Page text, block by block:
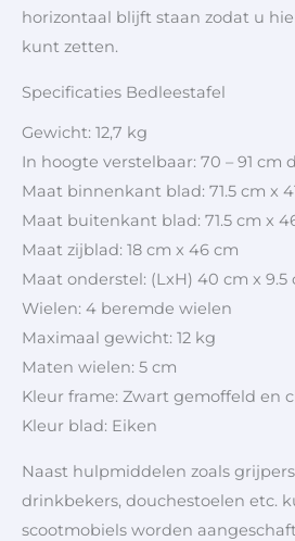
horizontaal blijft staan zodat u
kunt zetten.
Specificaties Bedleestafel
Gewicht: 12,7 kg
In hoogte verstelbaar: 70 – 91 cm
Maat binnenkant blad: 71.5 cm x
Maat buitenkant blad: 71.5 cm x
Maat zijblad: 18 cm x 46 cm
Maat onderstel: (LxH) 40 cm x 9.5
Wielen: 4 beremde wielen
Maximaal gewicht: 12 kg
Maten wielen: 5 cm
Kleur frame: Zwart gemoffeld en
Kleur blad: Eiken
Naast hulpmiddelen zoals
drinkbekers, douchestoelen etc.
scootmobiels worden